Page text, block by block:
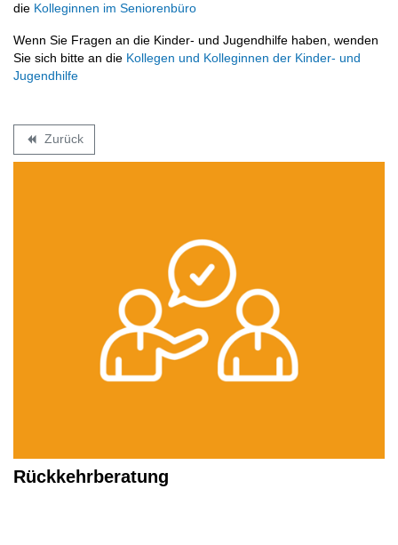
die Kolleginnen im Seniorenbüro
Wenn Sie Fragen an die Kinder- und Jugendhilfe haben, wenden
Sie sich bitte an die Kollegen und Kolleginnen der Kinder- und
Jugendhilfe
backward Zurück
Rückkehrberatung